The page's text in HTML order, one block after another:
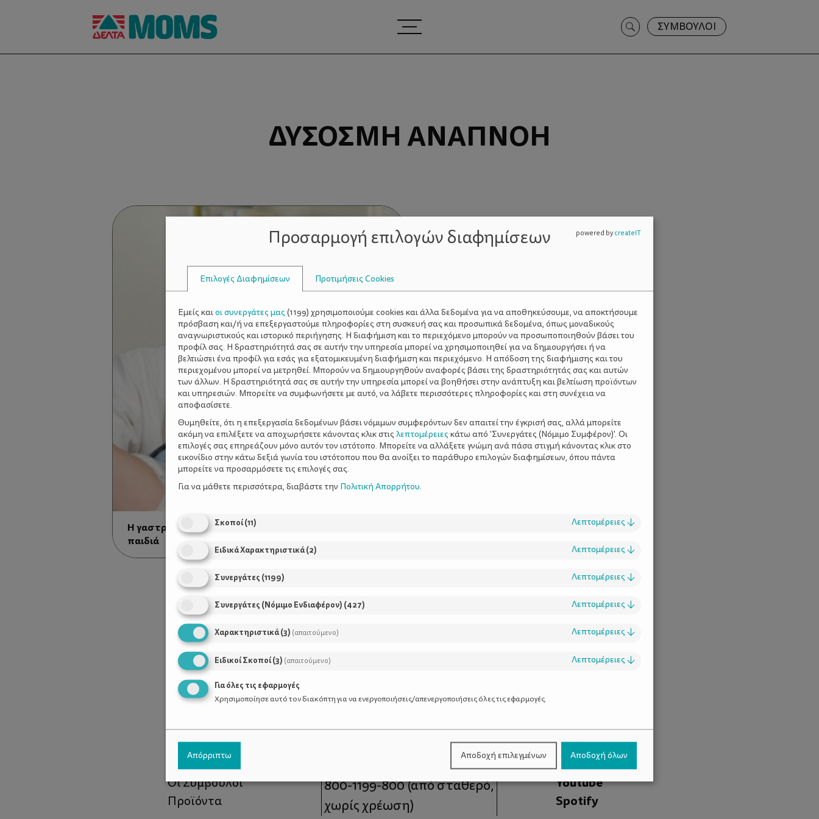
Search
for:
ΣΥΜΒΟΥΛΟΙ
ΔΎΣΟΣΜΗ ΑΝΑΠΝΟΉ
Η γαστροοισοφαγική παλινδρόμηση στα
παιδιά
Χρήσιμοι Σύνδεσμοι
Τι είναι το ΔΕΛΤΑ moms
Οι Σύμβουλοι
Προϊόντα
Τηλέφωνο Επικοινωνίας:
800-1199-800(από σταθερό,
χωρίς χρέωση)
Facebook
Instagram
Youtube
Spotify
Προσαρμογή επιλογών διαφημίσεων
Επιλογές Διαφημίσεων Προτιμήσεις Cookies
Εμείς καιοι συνεργάτες μας (1199) χρησιμοποιούμε cookies και άλλα δεδομένα για να αποθηκεύσουμε, να αποκτήσουμε
πρόσβαση και/ή να επεξεργαστούμε πληροφορίες στη συσκευή σας και προσωπικά δεδομένα, όπως μοναδικούς
αναγνωριστικούς και ιστορικό περιήγησης. Η διαφήμιση και το περιεχόμενο μπορούν να προσωποποιηθούν βάσει του
προφίλ σας. Η δραστηριότητά σας σε αυτήν την υπηρεσία μπορεί να χρησιμοποιηθεί για να δημιουργήσει ή να
βελτιώσει ένα προφίλ για εσάς για εξατομικευμένη διαφήμιση και περιεχόμενο. Η απόδοση της διαφήμισης και του
περιεχομένου μπορεί να μετρηθεί. Μπορούν να δημιουργηθούν αναφορές βάσει της δραστηριότητάς σας και αυτών
των άλλων. Η δραστηριότητά σας σε αυτήν την υπηρεσία μπορεί να βοηθήσει στην ανάπτυξη και βελτίωση προϊόντων
και υπηρεσιών. Μπορείτε να συμφωνήσετε με αυτό, να λάβετε περισσότερες πληροφορίες και στη συνέχεια να
αποφασίσετε.
Θυμηθείτε, ότι η επεξεργασία δεδομένων βάσει νόμιμων συμφερόντων δεν απαιτεί την έγκρισή σας, αλλά μπορείτε
ακόμη να επιλέξετε να αποχωρήσετε κάνοντας κλικ στις λεπτομέρειες κάτω από 'Συνεργάτες (Νόμιμο Συμφέρον)'. Οι
επιλογές σας επηρεάζουν μόνο αυτόν τον ιστότοπο. Μπορείτε να αλλάξετε γνώμη ανά πάσα στιγμή κάνοντας κλικ στο
εικονίδιο στην κάτω δεξιά γωνία του ιστότοπου που θα ανοίξει το παράθυρο επιλογών διαφημίσεων, όπου πάντα
μπορείτε να προσαρμόσετε τις επιλογές σας.
Για να μάθετε περισσότερα, διαβάστε την Πολιτική Απορρήτου.
Σκοποί(11) Λεπτομέρειες ↓
Ειδικά Χαρακτηριστικά(2) Λεπτομέρειες ↓
Συνεργάτες (1199) Λεπτομέρειες ↓
Συνεργάτες (Νόμιμο Ενδιαφέρον) (427) Λεπτομέρειες ↓
Χαρακτηριστικά(3) (απαιτούμενο) Λεπτομέρειες ↓
Ειδικοί Σκοποί(3) (απαιτούμενο) Λεπτομέρειες ↓
Για όλες τις εφαρμογές
Χρησιμοποίησε αυτό τον διακόπτη για να ενεργοποιήσεις/απενεργοποιήσεις όλες τις εφαρμογές.
Απόρριπτω Αποδοχή επιλεγμένων Αποδοχή όλων
powered bycreateIT